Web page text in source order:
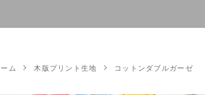
ム 木版プリント生地 コットンダブルガーゼ